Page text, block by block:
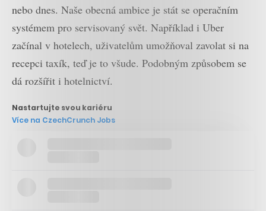
nebo dnes. Naše obecná ambice je stát se operačním
systémem pro servisovaný svět. Například i Uber
začínal v hotelech, uživatelům umožňoval zavolat si na
recepci taxík, teď je to všude. Podobným způsobem se
dá rozšířit i hotelnictví.
Nastartujte svou kariéru
Více na CzechCrunch Jobs